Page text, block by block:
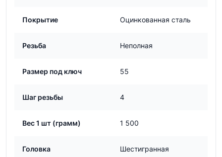
Покрытие Оцинкованная сталь
Резьба Неполная
Размер под ключ 55
Шаг резьбы 4
Вес 1 шт (грамм) 1 500
Головка Шестигранная